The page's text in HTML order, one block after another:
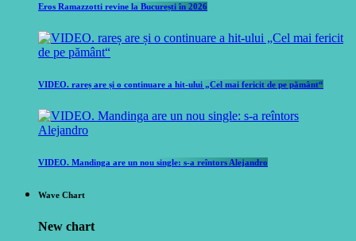
Eros Ramazzotti revine la București în 2026
VIDEO. rareș are și o continuare a hit-ului „Cel mai fericit de pe pământ“
VIDEO. Mandinga are un nou single: s-a reîntors Alejandro
Wave Chart
New chart